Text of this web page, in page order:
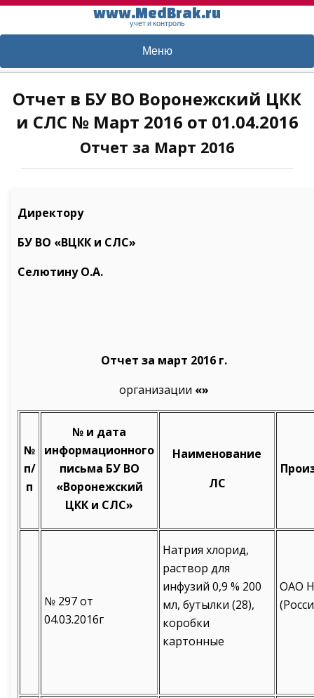
www.MedBrak.ru
учет и контроль
Меню
Отчет в БУ ВО Воронежский ЦКК
и СЛC № Март 2016 от 01.04.2016
Отчет за Март 2016
Директору
БУ ВО «ВЦКК и СЛС»
Селютину О.А.
Отчет за март 2016 г.
организации «»
№
п/
п
№ и дата
информационного
письма БУ ВО
«Воронежский
ЦКК и СЛС»
Наименование
ЛС
№ 297 от
04.03.2016г
Натрия хлорид,
раствор для
инфузий 0,9 % 200
мл, бутылки (28),
коробки
картонные
ОАО